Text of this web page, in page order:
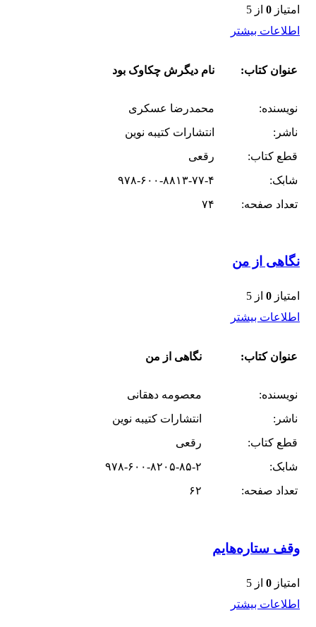
امتیاز 0 از 5
اطلاعات بیشتر
عنوان کتاب: نام دیگرش چکاوک بود
نویسنده:
محمدرضا عسکری
ناشر:
انتشارات کتیبه نوین
قطع کتاب:
رقعی
شابک:
۹۷۸-۶۰۰-۸۸۱۳-۷۷-۴
تعداد صفحه:
۷۴
نگاهی از من
امتیاز 0 از 5
اطلاعات بیشتر
عنوان کتاب: نگاهی از من
نویسنده:
معصومه دهقانی
ناشر:
انتشارات کتیبه نوین
قطع کتاب:
رقعی
شابک:
۹۷۸-۶۰۰-۸۲۰۵-۸۵-۲
تعداد صفحه:
۶۲
وقف ستاره‌هایم
امتیاز 0 از 5
اطلاعات بیشتر